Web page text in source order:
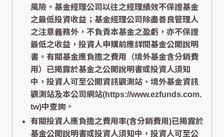
風險。基金經理公司以往之經理績效不保證基金
之最低投資收益；基金經理公司除盡善良管理人
之注意義務外，不負責本基金之盈虧，亦不保證
最低之收益，投資人申購前應詳閱基金公開說明
書。有關基金應負擔之費用（境外基金含分銷費
用）已揭露於基金之公開說明書或投資人須知
中，投資人可至公開資訊觀測站、境外基金資訊
觀測站及本公司網站(https://www.ezfunds.com.
tw)中查詢。
有關投資人應負擔之費用率(含分銷費用)已揭露於
基金公開說明書或投資人須知中，投資人可至公